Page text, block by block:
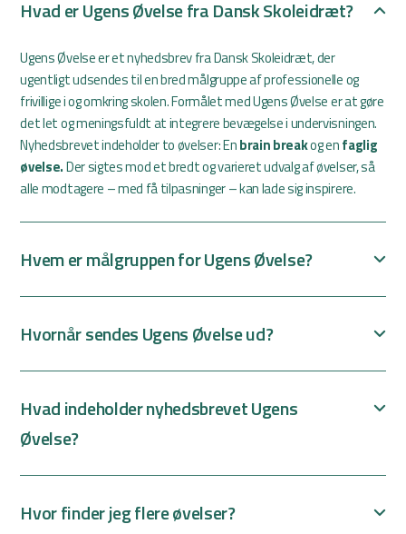
Hvad er Ugens Øvelse fra Dansk Skoleidræt?
Ugens Øvelse er et nyhedsbrev fra Dansk Skoleidræt, der
ugentligt udsendes til en bred målgruppe af professionelle og
frivillige i og omkring skolen. Formålet med Ugens Øvelse er at gøre
det let og meningsfuldt at integrere bevægelse i undervisningen.
Nyhedsbrevet indeholder to øvelser: Enbrain breakog enfaglig
øvelse.Der sigtes mod et bredt og varieret udvalg af øvelser, så
alle modtagere – med få tilpasninger – kan lade sig inspirere.
Hvem er målgruppen for Ugens Øvelse?
Hvornår sendes Ugens Øvelse ud?
Hvad indeholder nyhedsbrevet Ugens
Øvelse?
Hvor finder jeg flere øvelser?